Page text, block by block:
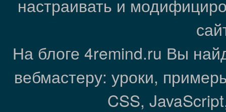
настраивать и
На блоге 4remind.ru Вы
вебмастеру: уроки,
CSS,